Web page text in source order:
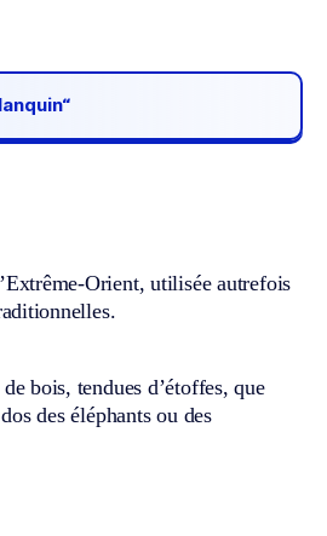
Orient, utilisée autrefois
bois, tendues d’étoffes, que
des éléphants ou des